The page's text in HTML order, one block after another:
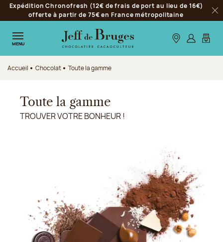
Aller à la navigation
Aller au contenu principal
Aller au pied de page
Expédition Chronofresh (12€ de frais de port au lieu de 16€)
offerte à partir de 75€ en France métropolitaine
MENU Nos boutiques
S’identifier
Mon
Accueil Chocolat Toute la gamme
Toute la gamme
TROUVER VOTRE BONHEUR !